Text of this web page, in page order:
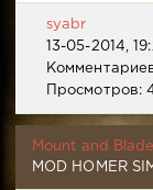
syabr
13-05-2014,
Просмотров:
Mount and Blade
MOD HOMER